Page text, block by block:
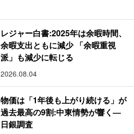
レジャー白書:2025年は余暇時間、
余暇支出ともに減少 「余暇重視
派」も減少に転じる
2026.08.04
物価は「1年後も上がり続ける」が
過去最高の9割:中東情勢が響く―
日銀調査